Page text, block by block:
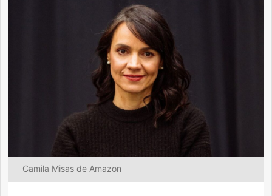
Camila Misas de Amazon